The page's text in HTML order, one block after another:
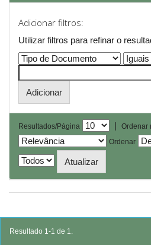
Adicionar filtros:
Utilizar filtros para refinar o
Resultados/Página |
Ordenar
Ordenar
Resultado 1-1 de 1.